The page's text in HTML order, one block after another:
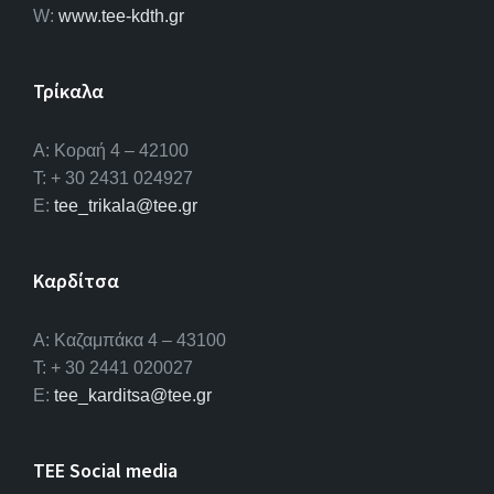
W: www.tee-kdth.gr
Τρίκαλα
Α: Κοραή 4 – 42100
T: + 30 2431 024927
E: tee_trikala@tee.gr
Καρδίτσα
Α: Καζαμπάκα 4 – 43100
T: + 30 2441 020027
E: tee_karditsa@tee.gr
TEE Social media